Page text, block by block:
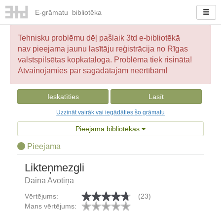
E-grāmatu bibliotēka
Tehnisku problēmu dēļ pašlaik 3td e-bibliotēkā
nav pieejama jaunu lasītāju reģistrācija no Rīgas
valstspilsētas kopkataloga. Problēma tiek risināta!
Atvainojamies par sagādātajām neērtībām!
Ieskatīties Lasīt
Uzzināt vairāk vai iegādāties šo grāmatu
Pieejama bibliotēkās
Pieejama
Likteņmezgli
Daina Avotiņa
Vērtējums:
(23)
Mans vērtējums: